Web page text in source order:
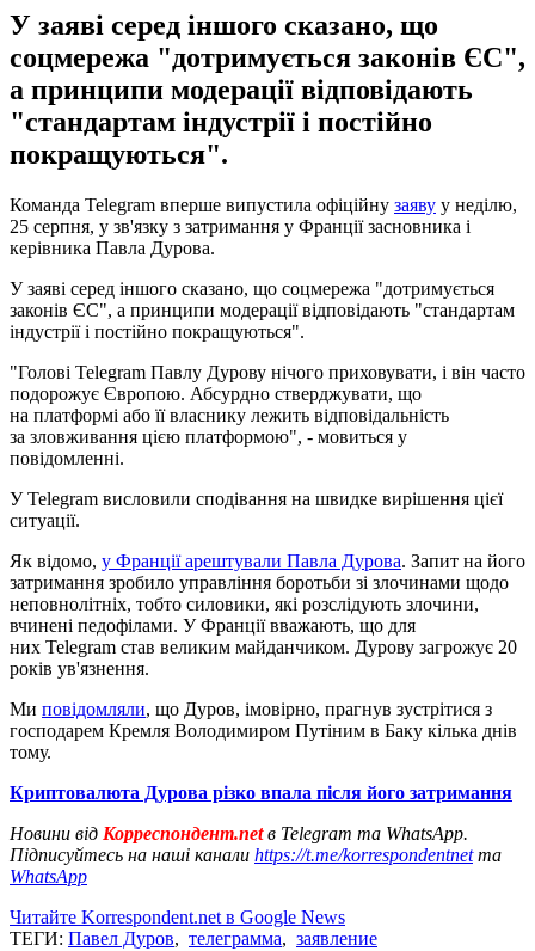
У заяві серед іншого сказано, що
соцмережа "дотримується законів ЄС",
а принципи модерації відповідають
"стандартам індустрії і постійно
покращуються".
Команда Telegram вперше випустила офіційну заяву у неділю,
25 серпня, у зв'язку з затримання у Франції засновника і
керівника Павла Дурова.
У заяві серед іншого сказано, що соцмережа "дотримується
законів ЄС", а принципи модерації відповідають "стандартам
індустрії і постійно покращуються".
"Голові Telegram Павлу Дурову нічого приховувати, і він часто
подорожує Європою. Абсурдно стверджувати, що
на платформі або її власнику лежить відповідальність
за зловживання цією платформою", - мовиться у
повідомленні.
У Telegram висловили сподівання на швидке вирішення цієї
ситуації.
Як відомо, у Франції арештували Павла Дурова. Запит на його
затримання зробило управління боротьби зі злочинами щодо
неповнолітніх, тобто силовики, які розслідують злочини,
вчинені педофілами. У Франції вважають, що для
них Telegram став великим майданчиком. Дурову загрожує 20
років ув'язнення.
Ми повідомляли, що Дуров, імовірно, прагнув зустрітися з
господарем Кремля Володимиром Путіним в Баку кілька днів
тому.
Криптовалюта Дурова різко впала після його затримання
Новини від Корреспондент.netв Telegram та WhatsApp.
Підписуйтесь на наші канали https://t.me/korrespondentnetта
WhatsApp
Читайте Korrespondent.net в Google News
ТЕГИ: Павел Дуров, телеграмма, заявление